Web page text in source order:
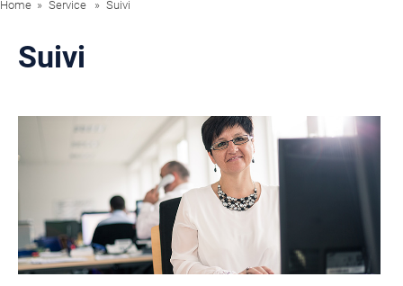
Home Service Suivi
Suivi